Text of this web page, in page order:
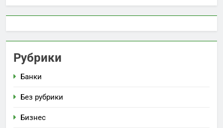
Рубрики
Банки
Без рубрики
Бизнес